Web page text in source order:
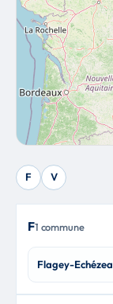
F V
F1 commune
Flagey-